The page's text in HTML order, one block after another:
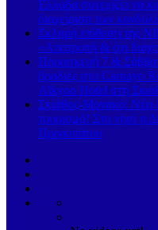
Ελλάδα συνεχίζει να
διαχείριση των
Σκληρή επίθεση της
«Αποτροπή & όχι
Παρασκευή 7 &
βραδιές στο Carnayo
Alkyon Hotel στη
Σκιάθος-Μονακό: Νέα
τουρισμό! Στο νησί η
Πριγκιπάτου